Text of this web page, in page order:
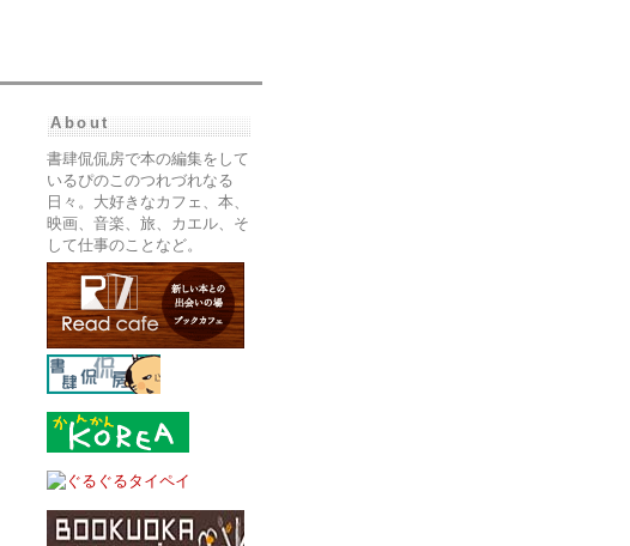
About
書肆侃侃房で本の編集をして
いるぴのこのつれづれなる
日々。大好きなカフェ、本、
映画、音楽、旅、カエル、そ
して仕事のことなど。